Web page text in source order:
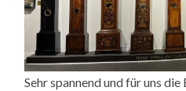
Sehr spannend und für uns